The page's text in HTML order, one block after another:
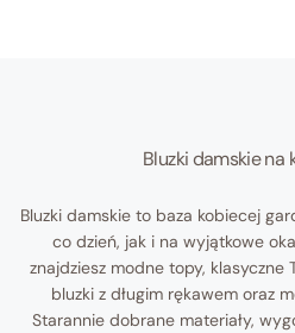
Bluzki damskie na
Bluzki damskie to baza kobiecej
co dzień, jak i na wyjątkowe
znajdziesz modne topy,
bluzki z długim rękawem oraz
Starannie dobrane materiały,